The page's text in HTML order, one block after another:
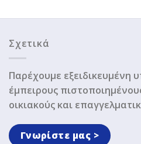
Σχετικά
Παρέχουμε εξειδικευμένη
έμπειρους
οικιακούς και
Γνωρίστε μας >